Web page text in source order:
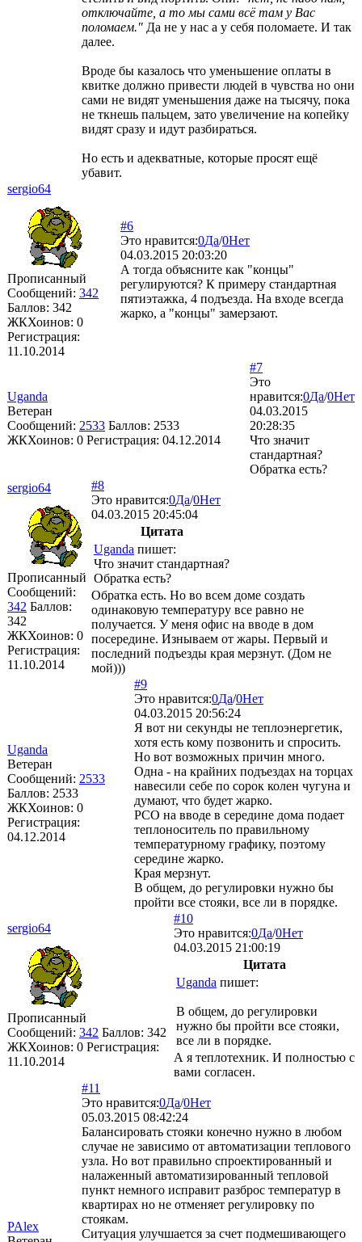
отключайте, а то мы сами всё там у Вас
поломаем." Да не у нас а у себя поломаете. И так
далее.
Вроде бы казалось что уменьшение оплаты в
квитке должно привести людей в чувства но они
сами не видят уменьшения даже на тысячу, пока
не ткнешь пальцем, зато увеличение на копейку
видят сразу и идут разбираться.
Но есть и адекватные, которые просят ещё
убавит.
sergio64
Прописанный
Сообщений: 342
Баллов: 342
ЖКХоинов: 0
Регистрация:
11.10.2014
#6
Это нравится:0Да/0Нет
04.03.2015 20:03:20
А тогда объясните как "концы"
регулируются? К примеру стандартная
пятиэтажка, 4 подъезда. На входе всегда
жарко, а "концы" замерзают.
Uganda
Ветеран
Сообщений: 2533 Баллов: 2533
ЖКХоинов: 0 Регистрация: 04.12.2014
#7
Это
нравится:0Да/0Нет
04.03.2015
20:28:35
Что значит
стандартная?
Обратка есть?
sergio64
Прописанный
Сообщений:
342 Баллов:
342
ЖКХоинов: 0
Регистрация:
11.10.2014
#8
Это нравится:0Да/0Нет
04.03.2015 20:45:04
Цитата
Uganda пишет:
Что значит стандартная?
Обратка есть?
Обратка есть. Но во всем доме создать
одинаковую температуру все равно не
получается. У меня офис на вводе в дом
посередине. Изнываем от жары. Первый и
последний подъезды края мерзнут. (Дом не
мой)))
Uganda
Ветеран
Сообщений: 2533
Баллов: 2533
ЖКХоинов: 0
Регистрация:
04.12.2014
#9
Это нравится:0Да/0Нет
04.03.2015 20:56:24
Я вот ни секунды не теплоэнергетик,
хотя есть кому позвонить и спросить.
Но вот возможных причин много.
Одна - на крайних подъездах на торцах
навесили себе по сорок колен чугуна и
думают, что будет жарко.
РСО на вводе в середине дома подает
теплоноситель по правильному
температурному графику, поэтому
середине жарко.
Края мерзнут.
В общем, до регулировки нужно бы
пройти все стояки, все ли в порядке.
sergio64
Прописанный
Сообщений: 342 Баллов: 342
ЖКХоинов: 0 Регистрация:
11.10.2014
#10
Это нравится:0Да/0Нет
04.03.2015 21:00:19
Цитата
Uganda пишет:
В общем, до регулировки
нужно бы пройти все стояки,
все ли в порядке.
А я теплотехник. И полностью с
вами согласен.
PAlex
#11
Это нравится:0Да/0Нет
05.03.2015 08:42:24
Балансировать стояки конечно нужно в любом
случае не зависимо от автоматизации теплового
узла. Но вот правильно спроектированный и
налаженный автоматизированный тепловой
пункт немного исправит разброс температур в
квартирах но не отменяет регулировку по
стоякам.
Ситуация улучшается за счет подмешивающего